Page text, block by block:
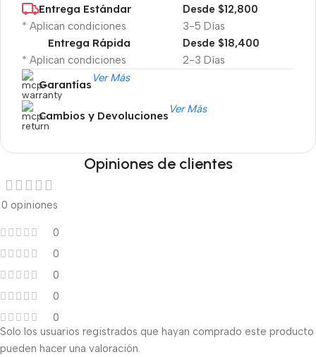
Entrega Estándar
* Aplican condiciones 3-5 Días
Desde $12,800
Entrega Rápida
* Aplican condiciones 2-3 Días
Desde $18,400
Garantías Ver Más
Cambios y Devoluciones Ver Más
Opiniones de clientes
0 opiniones
0
0
0
0
0
Solo los usuarios registrados que hayan comprado este producto
pueden hacer una valoración.